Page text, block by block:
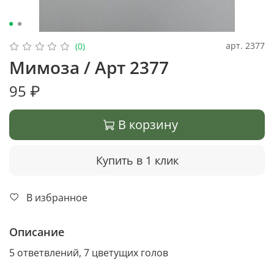
(0) арт. 2377
Мимоза / Арт 2377
95 ₽
В корзину
Купить в 1 клик
В избранное
Описание
5 ответвлений, 7 цветущих голов